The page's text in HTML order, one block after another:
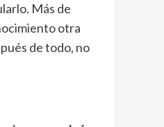
Más de
otra
de todo, no